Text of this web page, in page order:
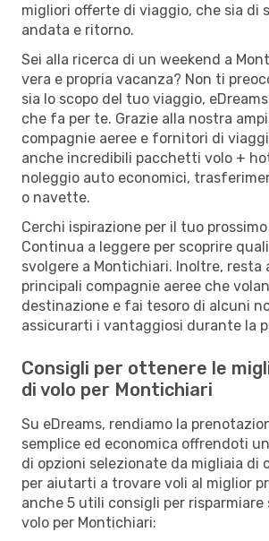
migliori offerte di viaggio, che sia di
andata e ritorno.
Sei alla ricerca di un weekend a
vera e propria vacanza? Non ti
sia lo scopo del tuo viaggio,
che fa per te. Grazie alla nostra
compagnie aeree e fornitori di
anche incredibili pacchetti volo +
noleggio auto economici,
o navette.
Cerchi ispirazione per il tuo
Continua a leggere per scoprire
svolgere a Montichiari. Inoltre, resta
principali compagnie aeree che
destinazione e fai tesoro di alcuni
assicurarti i vantaggiosi durante la
Consigli per ottenere le
di volo per Montichiari
Su eDreams, rendiamo la
semplice ed economica offrendoti
di opzioni selezionate da migliaia di
per aiutarti a trovare voli al miglior
anche 5 utili consigli per risparmiare
volo per Montichiari: